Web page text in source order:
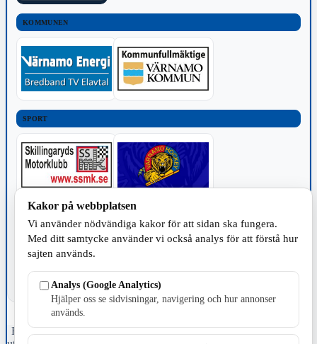
KOMMUNEN
SPORT
Fristående webbtidningsföretag grundat 1991 som sedan 2002 ger
Kakor på webbplatsen
Vi använder nödvändiga kakor för att sidan ska fungera.
Med ditt samtycke använder vi också analys för att förstå hur
sajten används.
Analys (Google Analytics)
Hjälper oss se sidvisningar, navigering och hur annonser
används.